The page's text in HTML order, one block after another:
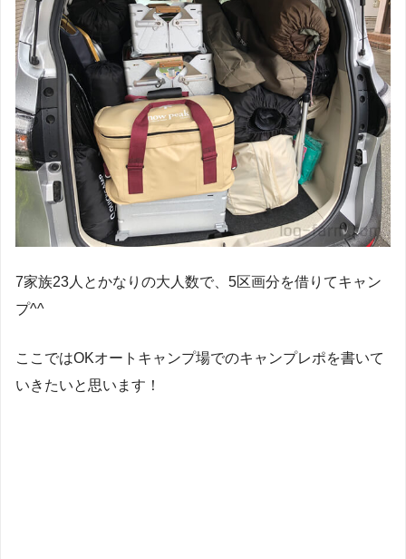
7家族23人とかなりの大人数で、5区画分を借りてキャン
プ^^
ここではOKオートキャンプ場でのキャンプレポを書いて
いきたいと思います！